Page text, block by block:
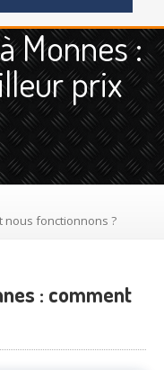
gratuit
Monnes :
prix
nous fonctionnons ?
: comment